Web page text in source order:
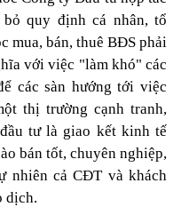
quy định cá nhân, tổ
mua, bán, thuê BĐS phải
với việc "làm khó" các
các sàn hướng tới việc
thị trường cạnh tranh,
tư là giao kết kinh tế
bán tốt, chuyên nghiệp,
nhiên cả CĐT và khách
dịch.